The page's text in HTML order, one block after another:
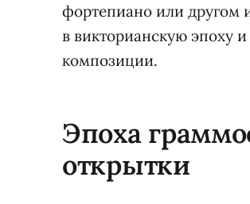
фортепиано или другом
в викторианскую эпоху
композиции.
Эпоха
открытки